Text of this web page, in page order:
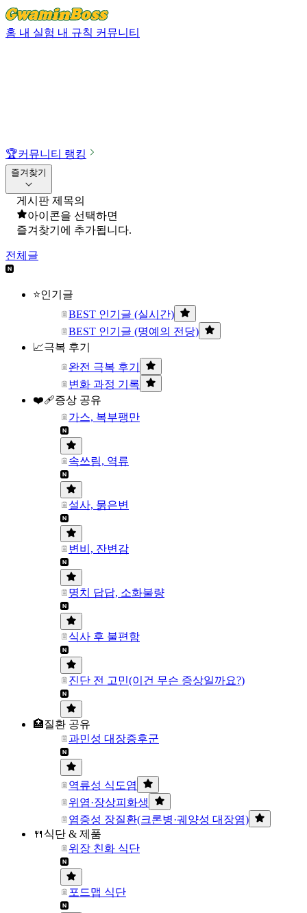
홈 내 실험 내 규칙 커뮤니티
🏆커뮤니티 랭킹
즐겨찾기
게시판 제목의
아이콘을 선택하면
즐겨찾기에 추가됩니다.
전체글
⭐인기글
BEST 인기글 (실시간)
BEST 인기글 (명예의 전당)
📈극복 후기
완전 극복 후기
변화 과정 기록
❤️‍🩹증상 공유
가스, 복부팽만
속쓰림, 역류
설사, 묽은변
변비, 잔변감
명치 답답, 소화불량
식사 후 불편함
진단 전 고민(이건 무슨 증상일까요?)
🏥질환 공유
과민성 대장증후군
역류성 식도염
위염·장상피화생
염증성 장질환(크론병·궤양성 대장염)
🍴식단 & 제품
위장 친화 식단
포드맵 식단